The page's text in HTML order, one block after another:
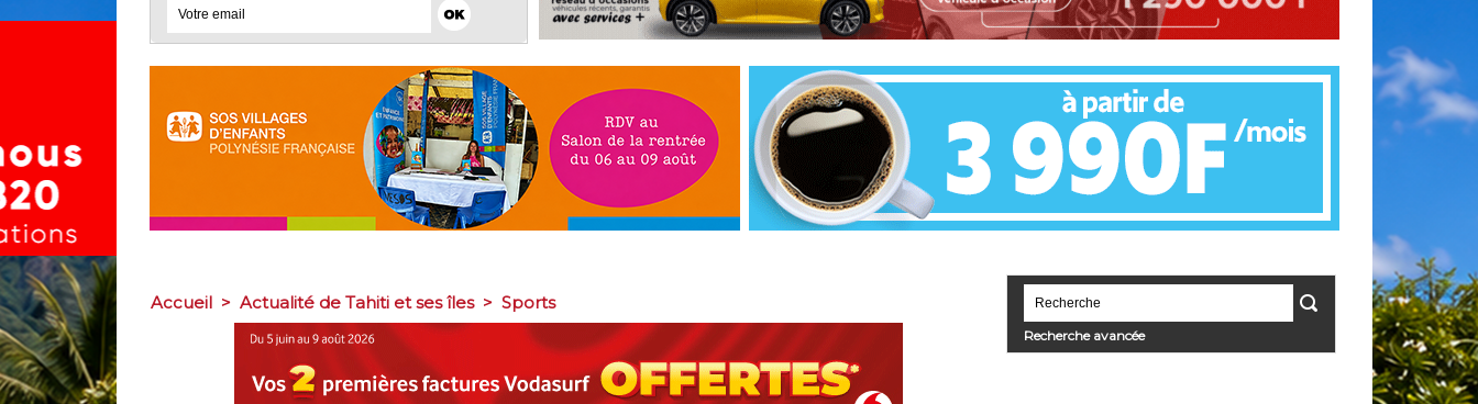
Accueil > Actualité de Tahiti et ses îles > Sports
Recherche avancée